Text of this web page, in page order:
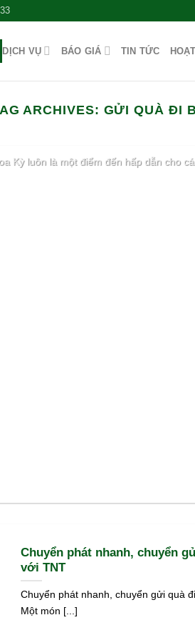
DỊCH VỤ BÁO GIÁ TIN TỨC
ARCHIVES: GỬI QUÀ ĐI
TẾ DỊCH VỤ ĐÓNG KIỆN DỊCH VỤ GIAO NHẬN
VẬN CHUYỂN
Kỳ luôn là một điểm đến hấp dẫn cho
Chuyển phát nhanh, chuyển
với TNT
Chuyển phát nhanh, chuyển gửi quà
Một món [...]